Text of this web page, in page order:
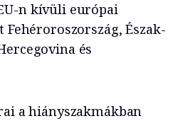
n kívüli európai
Észak-
és
a hiányszakmákban